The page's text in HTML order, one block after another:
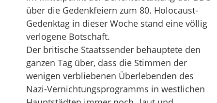
über die Gedenkfeiern zum 80. Holocaust-
Gedenktag in dieser Woche stand eine völlig
verlogene Botschaft.
Der britische Staatssender behauptete den
ganzen Tag über, dass die Stimmen der
wenigen verbliebenen Überlebenden des
Nazi-Vernichtungsprogramms in westlichen